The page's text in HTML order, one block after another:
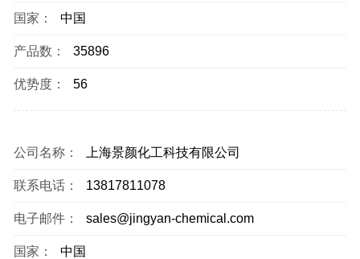
国家： 中国
产品数： 35896
优势度： 56
公司名称： 上海景颜化工科技有限公司
联系电话： 13817811078
电子邮件： sales@jingyan-chemical.com
国家： 中国